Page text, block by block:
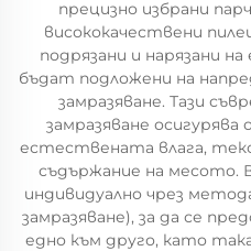
прецизно избрани
висококачествени
подрязани и нарязани
бъдат подложени на
замразяване. Тази
замразяване осигурява
естествената влага,
съдържание на месото.
индивидуално чрез
замразяване), за да се
едно към друго, като